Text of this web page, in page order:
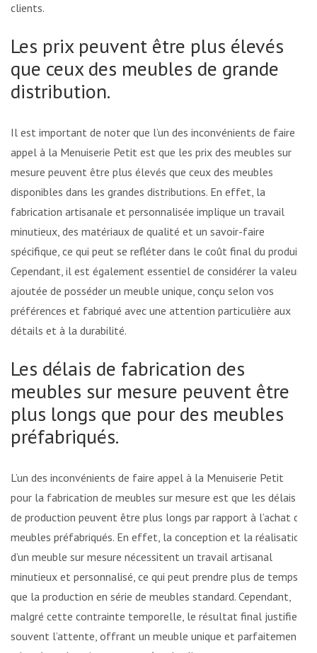
clients.
Les prix peuvent être plus élevés
que ceux des meubles de grande
distribution.
Il est important de noter que l’un des inconvénients de faire
appel à la Menuiserie Petit est que les prix des meubles sur
mesure peuvent être plus élevés que ceux des meubles
disponibles dans les grandes distributions. En effet, la
fabrication artisanale et personnalisée implique un travail
minutieux, des matériaux de qualité et un savoir-faire
spécifique, ce qui peut se refléter dans le coût final du produit.
Cependant, il est également essentiel de considérer la valeur
ajoutée de posséder un meuble unique, conçu selon vos
préférences et fabriqué avec une attention particulière aux
détails et à la durabilité.
Les délais de fabrication des
meubles sur mesure peuvent être
plus longs que pour des meubles
préfabriqués.
L’un des inconvénients de faire appel à la Menuiserie Petit
pour la fabrication de meubles sur mesure est que les délais
de production peuvent être plus longs par rapport à l’achat de
meubles préfabriqués. En effet, la conception et la réalisation
d’un meuble sur mesure nécessitent un travail artisanal
minutieux et personnalisé, ce qui peut prendre plus de temps
que la production en série de meubles standard. Cependant,
malgré cette contrainte temporelle, le résultat final justifie
souvent l’attente, offrant un meuble unique et parfaitement